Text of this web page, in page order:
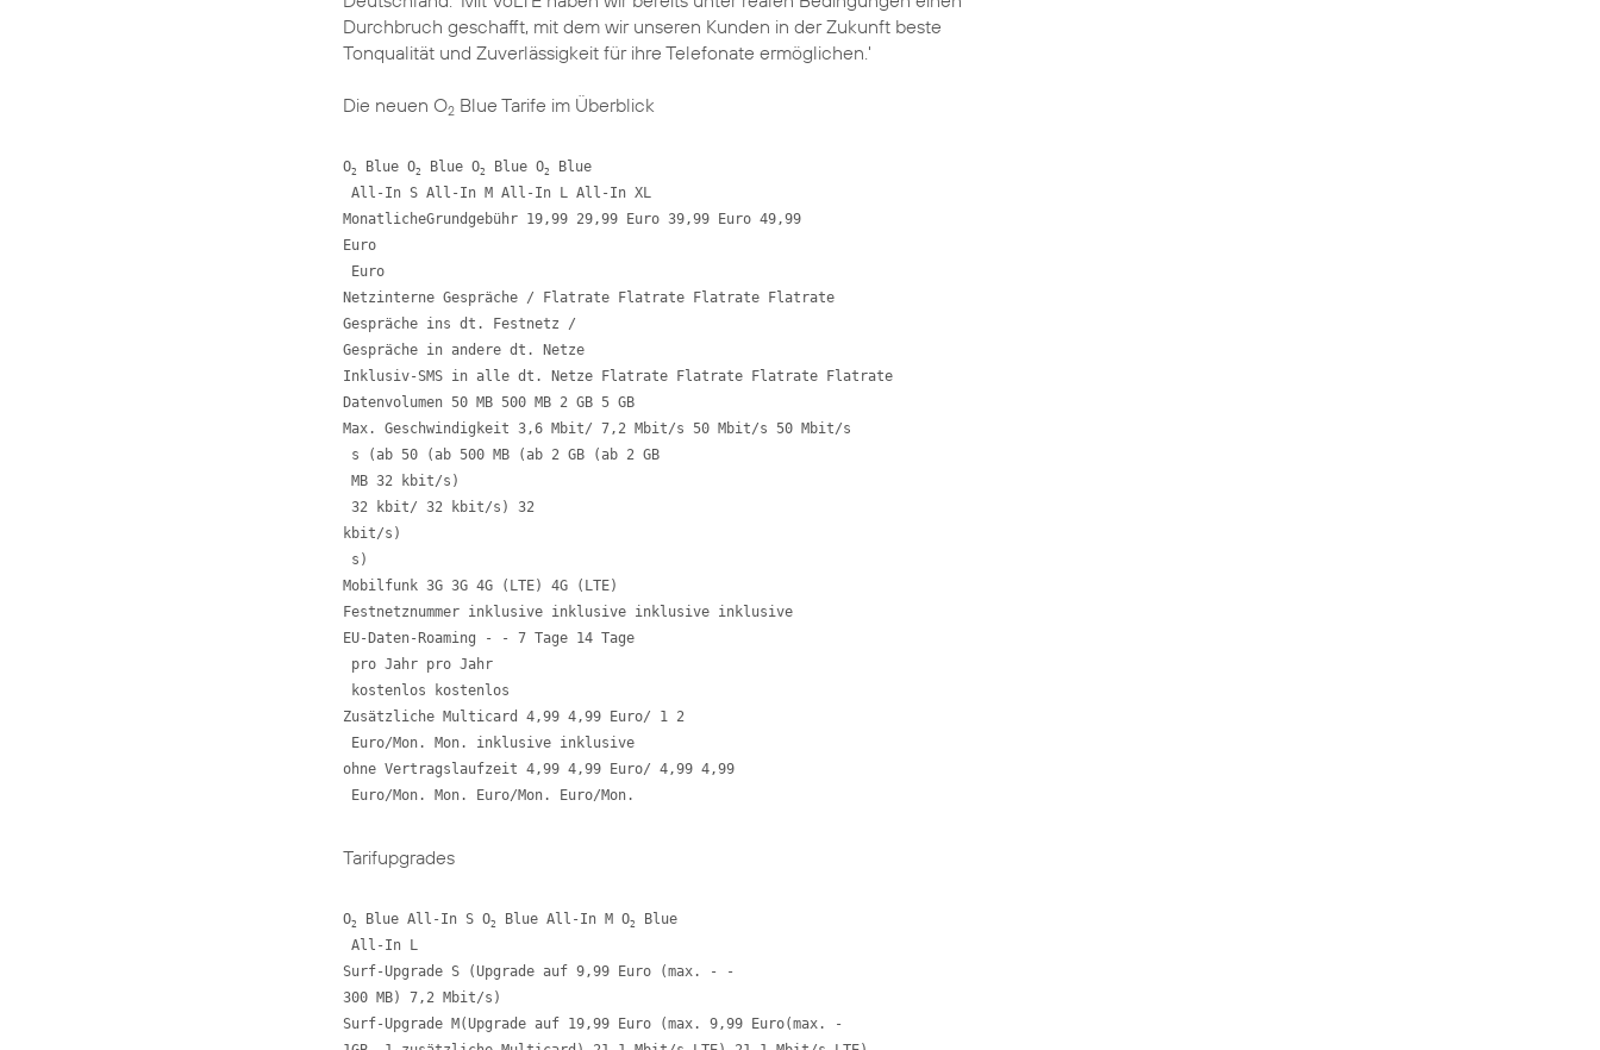
Durchbruch geschafft, mit dem wir unseren Kunden in der Zukunft beste
Tonqualität und Zuverlässigkeit für ihre Telefonate ermöglichen.'
Die neuen O2 Blue Tarife im Überblick
O2 Blue O2 Blue O2 Blue O2
Blue
All-In S All-In M All-In L All-In XL
MonatlicheGrundgebühr 19,99 29,99 Euro 39,99 Euro 49,99
Euro
Euro
Netzinterne Gespräche / Flatrate Flatrate Flatrate Flatrate
Gespräche ins dt. Festnetz /
Gespräche in andere dt. Netze
Inklusiv-SMS in alle dt. Netze Flatrate Flatrate Flatrate Flatrate
Datenvolumen 50 MB 500 MB 2 GB 5 GB
Max. Geschwindigkeit 3,6 Mbit/ 7,2 Mbit/s 50 Mbit/s 50 Mbit/s
s (ab 50 (ab 500 MB (ab 2 GB (ab 2 GB
MB 32 kbit/s)
32 kbit/ 32 kbit/s) 32
kbit/s)
s)
Mobilfunk 3G 3G 4G (LTE) 4G (LTE)
Festnetznummer inklusive inklusive inklusive inklusive
EU-Daten-Roaming - - 7 Tage 14 Tage
pro Jahr pro Jahr
kostenlos kostenlos
Zusätzliche Multicard 4,99 4,99 Euro/ 1 2
Euro/Mon. Mon. inklusive inklusive
ohne Vertragslaufzeit 4,99 4,99 Euro/ 4,99 4,99
Euro/Mon. Mon. Euro/Mon. Euro/Mon.
Tarifupgrades
O2 Blue All-In S O2 Blue All-In M O2
Blue
All-In L
Surf-Upgrade S (Upgrade auf 9,99 Euro (max. - -
300 MB) 7,2 Mbit/s)
Surf-Upgrade M(Upgrade auf 19,99 Euro (max. 9,99 Euro(max. -